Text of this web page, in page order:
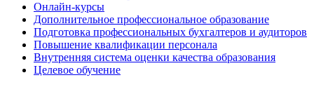
Онлайн-курсы
Дополнительное профессиональное образование
Подготовка профессиональных бухгалтеров и аудиторов
Повышение квалификации персонала
Внутренняя система оценки качества образования
Целевое обучение